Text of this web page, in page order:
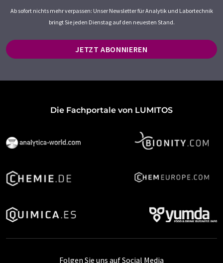
Ab sofort nichts mehr verpassen: Unser Newsletter für Analytik und Labortechnik
bringt Sie jeden Dienstag auf den neuesten Stand.
JETZT ABONNIEREN
Die Fachportale von LUMITOS
Folgen Sie uns auf Social Media